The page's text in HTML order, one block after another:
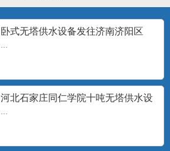
定压补水装置
设定压力，微电脑控制器按设定的压力跟
踪用户用水变化，随时指令...
井水除砂器
...
卧式无塔供水设备发往济南济阳区
...
河北石家庄同仁学院十吨无塔供水设
...